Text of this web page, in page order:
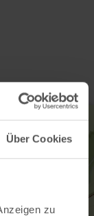
Über Cookies
zu